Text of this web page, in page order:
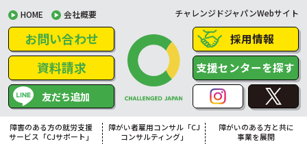
HOME 会社概要 チャレンジドジャパンWebサイト
お問い合わせ
資料請求
友だち追加
採用情報
支援センターを探す
障害のある方の就労支援
サービス「CJサポート」
障がい者雇用コンサル「CJ
コンサルティング」
障がいのある方と共に
事業を展開